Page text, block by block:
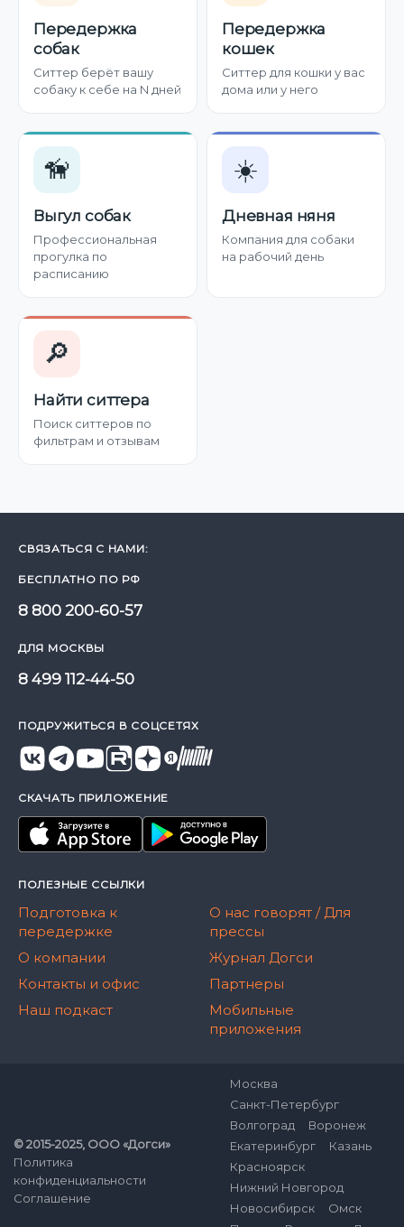
Передержка
собак
Ситтер берёт вашу
собаку к себе на N дней
Передержка
кошек
Ситтер для кошки у вас
дома или у него
🦮
Выгул собак
Профессиональная
прогулка по
расписанию
☀️
Дневная няня
Компания для собаки
на рабочий день
🔎
Найти ситтера
Поиск ситтеров по
фильтрам и отзывам
СВЯЗАТЬСЯ С НАМИ:
БЕСПЛАТНО ПО РФ
8 800 200-60-57
ДЛЯ МОСКВЫ
8 499 112-44-50
ПОДРУЖИТЬСЯ В СОЦСЕТЯХ
СКАЧАТЬ ПРИЛОЖЕНИЕ
ПОЛЕЗНЫЕ ССЫЛКИ
Подготовка к
передержке
О компании
Контакты и офис
Наш подкаст
О нас говорят / Для
прессы
Журнал Догси
Партнеры
Мобильные
приложения
© 2015-2025, ООО «Догси»
Политика
конфиденциальности
Соглашение
Москва
Санкт-Петербург
Волгоград
Воронеж
Екатеринбург
Казань
Красноярск
Нижний Новгород
Новосибирск
Омск